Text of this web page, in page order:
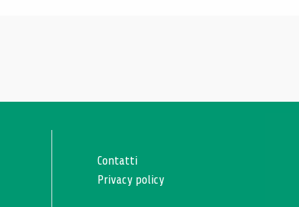
Contatti
Privacy policy